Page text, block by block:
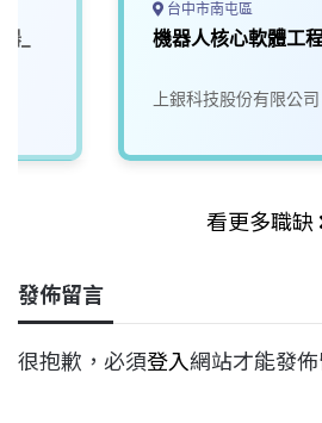
_
台中市南屯區
機器人核心軟體工
上銀科技股份有限公司
看更多職缺
發佈留言
很抱歉，必須登入網站才能發佈